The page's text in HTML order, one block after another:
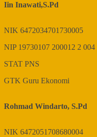
Iin Inawati,S.Pd
NIK 6472034701730005
NIP 19730107 200012 2 004
STAT PNS
GTK Guru Ekonomi
Rohmad Windarto, S.Pd
NIK 6472051708680004